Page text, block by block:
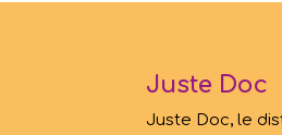
Juste Doc
Juste Doc, le